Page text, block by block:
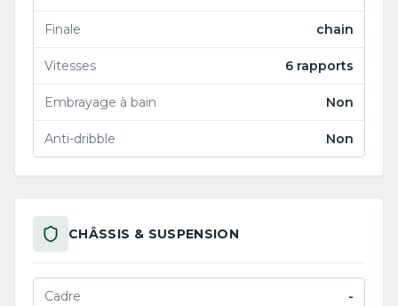
Finale chain
Vitesses 6 rapports
Embrayage à bain Non
Anti-dribble Non
CHÂSSIS & SUSPENSION
Cadre -